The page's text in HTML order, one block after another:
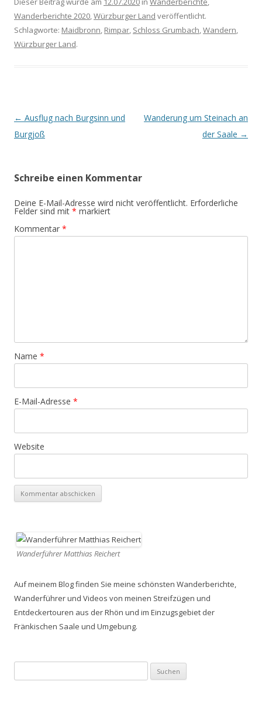
Wanderberichte 2020,Würzburger Land veröffentlicht.
Schlagworte: Maidbronn, Rimpar, Schloss Grumbach,Wandern,
Würzburger Land.
Beitrags-
Navigation
← Ausflug nach Burgsinn und
Burgjoß
Wanderung um Steinach an
der Saale →
Schreibe einen Kommentar
Deine E-Mail-Adresse wird nicht veröffentlicht. Erforderliche
Felder sind mit * markiert
Kommentar *
Name *
E-Mail-Adresse *
Website
Wanderführer Matthias Reichert
Auf meinem Blog finden Sie meine schönsten Wanderberichte,
Wanderführer und Videos von meinen Streifzügen und
Entdeckertouren aus der Rhön und im Einzugsgebiet der
Fränkischen Saale und Umgebung.
nach: